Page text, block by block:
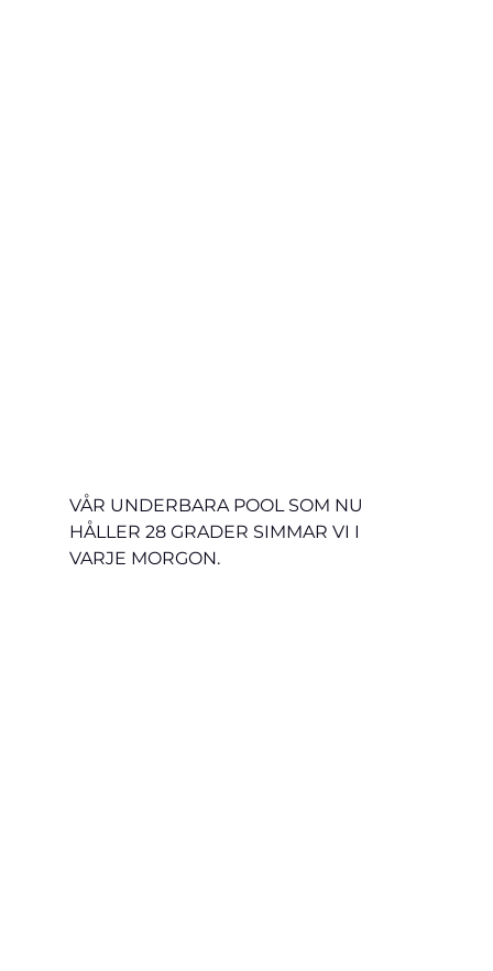
VÅR UNDERBARA POOL SOM NU
HÅLLER 28 GRADER SIMMAR VI I
VARJE MORGON.